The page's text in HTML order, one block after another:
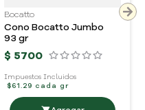
Bocatto
Cono Bocatto Jumbo
93 gr
$ 5700
Impuestos Incluidos
$61.29 cada gr